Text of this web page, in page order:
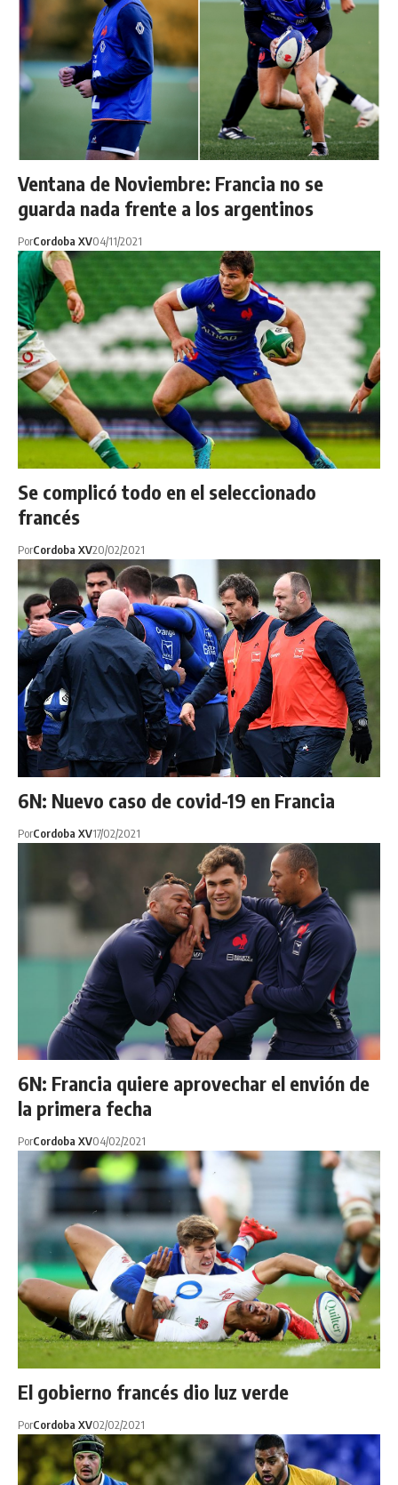
Ventana de Noviembre: Francia no se
guarda nada frente a los argentinos
PorCordoba XV04/11/2021
Se complicó todo en el seleccionado
francés
PorCordoba XV20/02/2021
6N: Nuevo caso de covid-19 en Francia
PorCordoba XV17/02/2021
6N: Francia quiere aprovechar el envión de
la primera fecha
PorCordoba XV04/02/2021
El gobierno francés dio luz verde
PorCordoba XV02/02/2021